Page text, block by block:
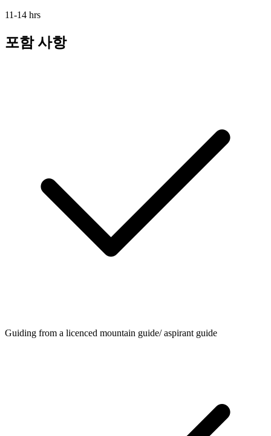
11-14 hrs
포함 사항
Guiding from a licenced mountain guide/ aspirant guide